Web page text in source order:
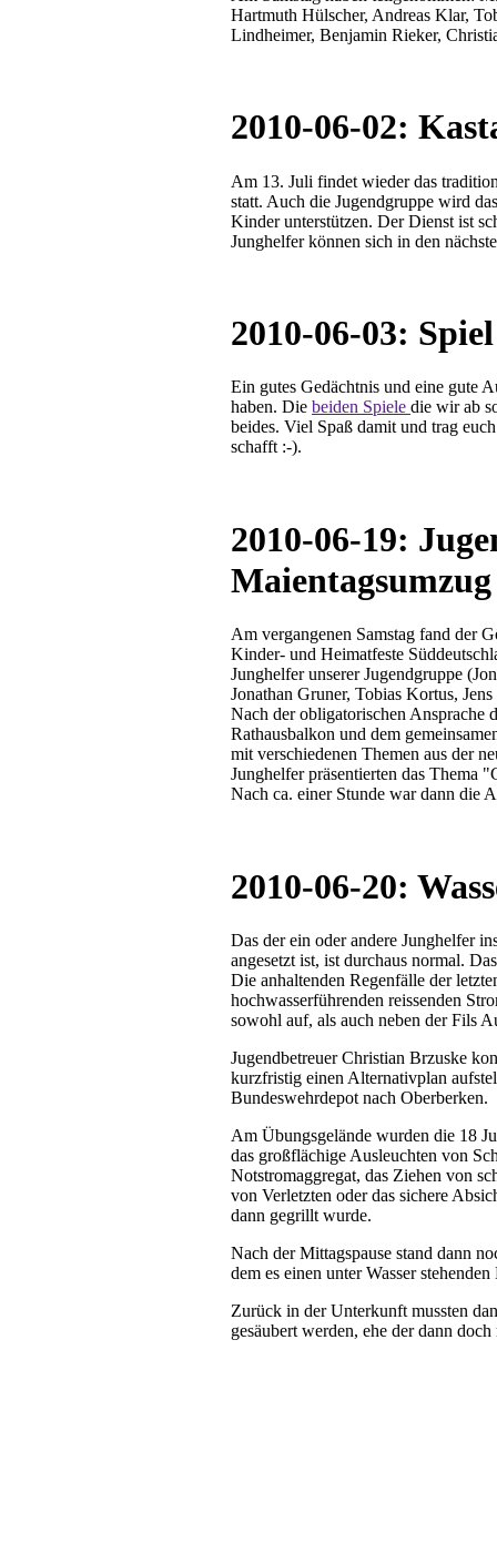
Hartmuth Hülscher, Andreas Klar,
Lindheimer, Benjamin Rieker,
2010-06-02:
Am 13. Juli findet wieder das
statt. Auch die Jugendgruppe wird
Kinder unterstützen. Der Dienst ist
Junghelfer können sich in den
2010-06-03:
Ein gutes Gedächtnis und eine gute
haben. Die beiden Spiele die wir ab
beides. Viel Spaß damit und trag
schafft :-).
2010-06-19:
Maientagsumzug
Am vergangenen Samstag fand der
Kinder- und Heimatfeste
Junghelfer unserer Jugendgruppe
Jonathan Gruner, Tobias Kortus,
Nach der obligatorischen Ansprache
Rathausbalkon und dem
mit verschiedenen Themen aus der
Junghelfer präsentierten das Thema
Nach ca. einer Stunde war dann die
2010-06-20:
Das der ein oder andere Junghelfer
angesetzt ist, ist durchaus normal.
Die anhaltenden Regenfälle der
hochwasserführenden reissenden
sowohl auf, als auch neben der Fils
Jugendbetreuer Christian Brzuske
kurzfristig einen Alternativplan
Bundeswehrdepot nach Oberberken.
Am Übungsgelände wurden die 18
das großflächige Ausleuchten von
Notstromaggregat, das Ziehen von
von Verletzten oder das sichere
dann gegrillt wurde.
Nach der Mittagspause stand dann
dem es einen unter Wasser
Zurück in der Unterkunft mussten
gesäubert werden, ehe der dann